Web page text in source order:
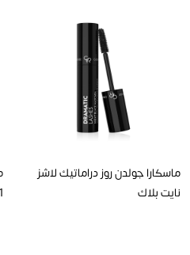
ماسكارا جولدن روز دراماتيك لاشز
نايت بلاك
1 أسود